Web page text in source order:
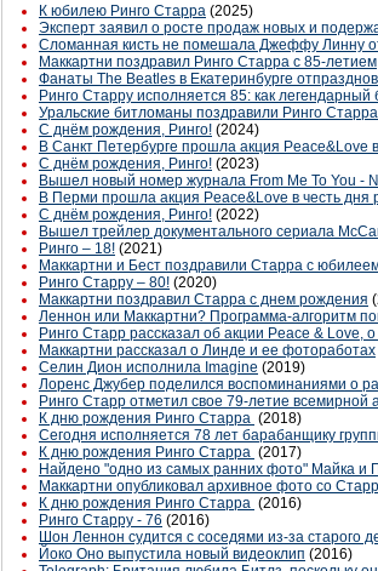
К юбилею Ринго Старра (2025)
Эксперт заявил о росте продаж новых и
Сломанная кисть не помешала Джеффу Линну
Маккартни поздравил Ринго Старра с 85-летием
Фанаты The Beatles в Екатеринбурге
Ринго Старру исполняется 85: как
Уральские битломаны поздравили Ринго
С днём рождения, Ринго! (2024)
В Санкт Петербурге прошла акция Peace&Love
С днём рождения, Ринго! (2023)
Вышел новый номер журнала From Me To You -
В Перми прошла акция Peace&Love в честь дня
С днём рождения, Ринго! (2022)
Вышел трейлер документального сериала
Ринго – 18! (2021)
Маккартни и Бест поздравили Старра с
Ринго Старру – 80! (2020)
Маккартни поздравил Старра с днем рождения
Леннон или Маккартни? Программа-алгоритм
Ринго Старр рассказал об акции Peace & Love,
Маккартни рассказал о Линде и ее фотоработах
Селин Дион исполнила Imagine (2019)
Лоренс Джубер поделился воспоминаниями о
Ринго Старр отметил свое 79-летие
К дню рождения Ринго Старра (2018)
Сегодня исполняется 78 лет барабанщику
К дню рождения Ринго Старра (2017)
Найдено "одно из самых ранних фото" Майка и
Маккартни опубликовал архивное фото со
К дню рождения Ринго Старра (2016)
Ринго Старру - 76 (2016)
Шон Леннон судится с соседями из-за старого
Йоко Оно выпустила новый видеоклип (2016)